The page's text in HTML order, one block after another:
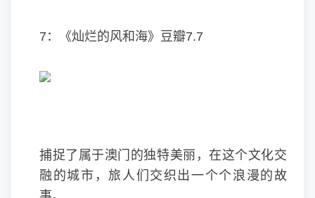
7：《灿烂的风和海》豆瓣7.7
捕捉了属于澳门的独特美丽，在这个文化交
融的城市，旅人们交织出一个个浪漫的故